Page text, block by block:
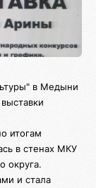
в Медыни
итогам
в стенах МКУ
округа.
и стала